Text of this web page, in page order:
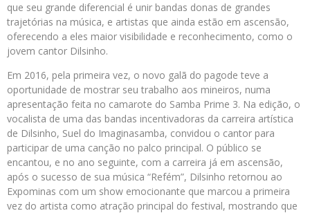
que seu grande diferencial é unir bandas donas de grandes
trajetórias na música, e artistas que ainda estão em ascensão,
oferecendo a eles maior visibilidade e reconhecimento, como o
jovem cantor Dilsinho.
Em 2016, pela primeira vez, o novo galã do pagode teve a
oportunidade de mostrar seu trabalho aos mineiros, numa
apresentação feita no camarote do Samba Prime 3. Na edição, o
vocalista de uma das bandas incentivadoras da carreira artística
de Dilsinho, Suel do Imaginasamba, convidou o cantor para
participar de uma canção no palco principal. O público se
encantou, e no ano seguinte, com a carreira já em ascensão,
após o sucesso de sua música “Refém”, Dilsinho retornou ao
Expominas com um show emocionante que marcou a primeira
vez do artista como atração principal do festival, mostrando que